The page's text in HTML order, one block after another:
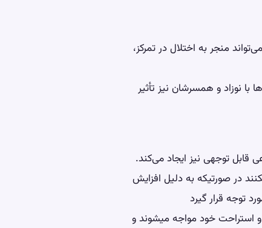
منجر به اختلال در تمرکز،
با نوزاد و همسرشان نیز تأثیر
قابل توجهی نیز ایجاد می‌کند.
در صورتیکه به دلیل افزایش
توجه قرار گیرد
و استراحت خود مواجه میشوند و